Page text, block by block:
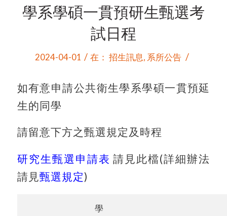
學系學碩一貫預研生甄選考
試日程
2024-04-01 / 在：招生訊息, 系所公告 /
如有意申請公共衛生學系學碩一貫預延
生的同學
請留意下方之甄選規定及時程
研究生甄選申請表 請見此檔(詳細辦法
請見 甄選規定)
學